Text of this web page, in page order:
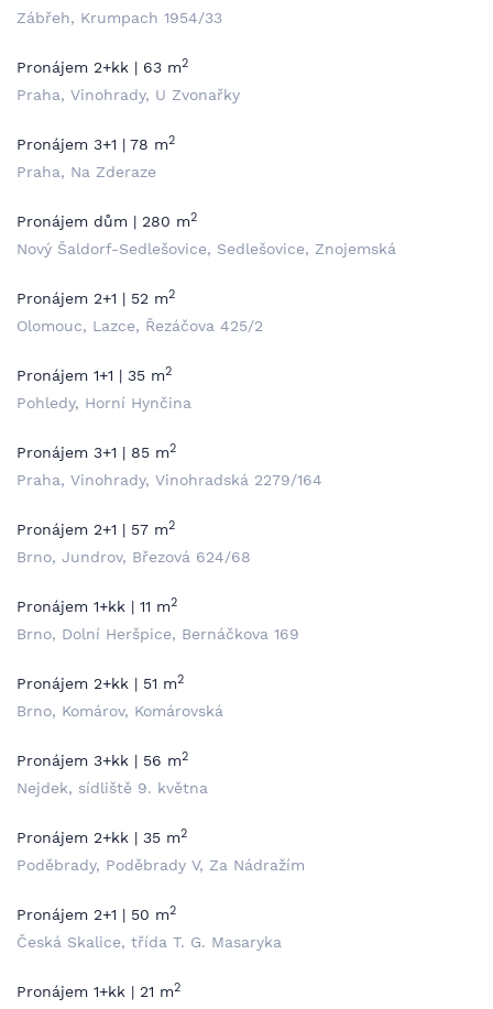
Zábřeh, Krumpach 1954/33
Pronájem 2+kk | 63 m2
Praha, Vinohrady, U Zvonařky
Pronájem 3+1 | 78 m2
Praha, Na Zderaze
Pronájem dům | 280 m2
Nový Šaldorf-Sedlešovice, Sedlešovice, Znojemská
Pronájem 2+1 | 52 m2
Olomouc, Lazce, Řezáčova 425/2
Pronájem 1+1 | 35 m2
Pohledy, Horní Hynčina
Pronájem 3+1 | 85 m2
Praha, Vinohrady, Vinohradská 2279/164
Pronájem 2+1 | 57 m2
Brno, Jundrov, Březová 624/68
Pronájem 1+kk | 11 m2
Brno, Dolní Heršpice, Bernáčkova 169
Pronájem 2+kk | 51 m2
Brno, Komárov, Komárovská
Pronájem 3+kk | 56 m2
Nejdek, sídliště 9. května
Pronájem 2+kk | 35 m2
Poděbrady, Poděbrady V, Za Nádražím
Pronájem 2+1 | 50 m2
Česká Skalice, třída T. G. Masaryka
Pronájem 1+kk | 21 m2